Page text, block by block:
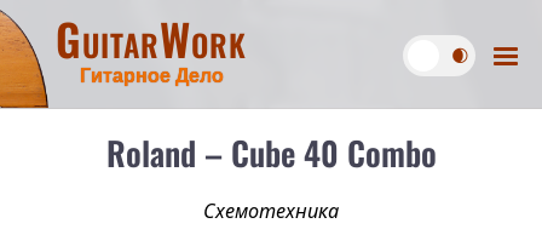
GuitarWork
Гитарное Дело
Roland – Cube 40 Combo
Схемотехника